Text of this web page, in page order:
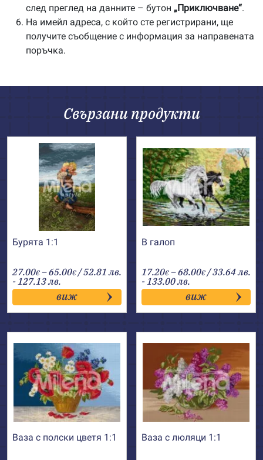
след преглед на данните – бутон „Приключване“.
На имейл адреса, с който сте регистрирани, ще
получите съобщение с информация за направената
поръчка.
Свързани продукти
Бурята 1:1
27.00€ –65.00€Price
range:
27.00€
through
65.00€
/ 52.81 лв.
- 127.13 лв.
виж
В галоп
17.20€ –68.00€Price
range:
17.20€
through
68.00€
/ 33.64 лв.
- 133.00 лв.
виж
Ваза с полски цветя 1:1 Ваза с люляци 1:1